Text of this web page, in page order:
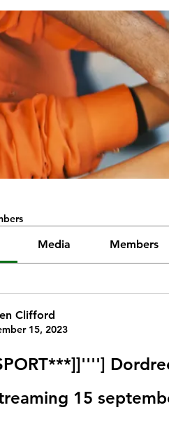
Media Members
Clifford
15, 2023
15